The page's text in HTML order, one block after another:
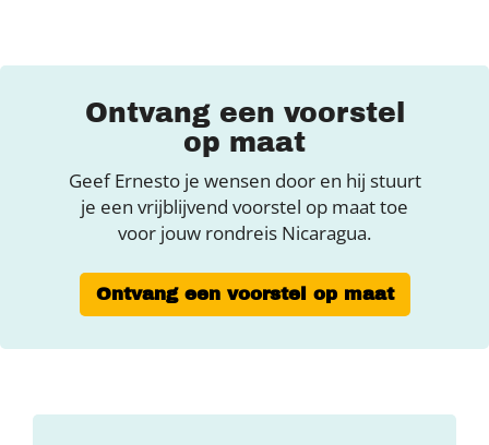
Ontvang een voorstel
op maat
Geef Ernesto je wensen door en hij stuurt
je een vrijblijvend voorstel op maat toe
voor jouw rondreis Nicaragua.
Ontvang een voorstel op maat